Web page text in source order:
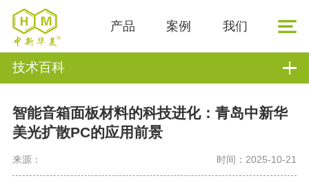
产品 案例 我们
技术百科
智能音箱面板材料的科技进化：青岛中新华
美光扩散PC的应用前景
来源： 时间：2025-10-21